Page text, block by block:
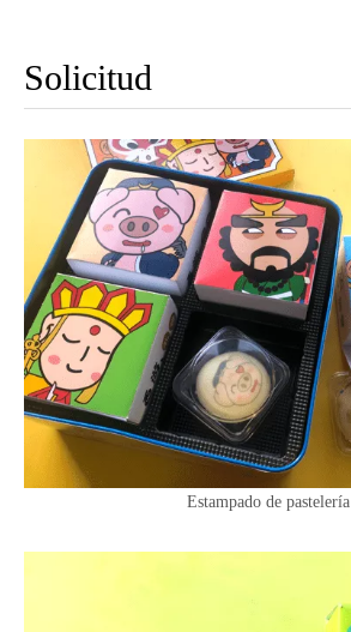
Solicitud
Estampado de pastelería